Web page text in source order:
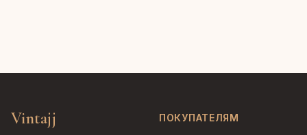
Vintajj ПОКУПАТЕЛЯМ